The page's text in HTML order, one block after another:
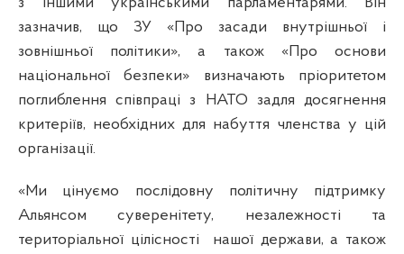
зазначив, що ЗУ «Про засади внутрішньої і
зовнішньої політики», а також «Про основи
національної безпеки» визначають пріоритетом
поглиблення співпраці з НАТО задля досягнення
критеріїв, необхідних для набуття членства у цій
організації.
«Ми цінуємо послідовну політичну підтримку
Альянсом суверенітету, незалежності та
територіальної цілісності
нашої держави, а також